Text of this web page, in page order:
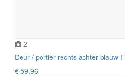
2
Deur / portier rechts achter blauw
€ 59,96